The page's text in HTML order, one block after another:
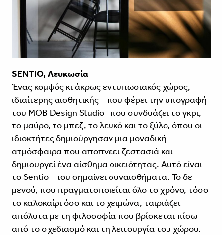
SENTIO, Λευκωσία
Ένας κομψός κι άκρως εντυ­πωσιακός χώρος,
ιδιαίτερης αισθητικής - που φέρει την υπογραφή
του MOB Design Studio- που συνδυάζει το γκρι,
το μαύρο, το μπεζ, το λευκό και το ξύλο, όπου οι
ιδιοκτήτες δημιούργησαν μια μοναδική
ατμόσφαιρα που αποπνέει ζεστασιά και
δημιουργεί ένα αίσθημα οικειότητας. Αυτό είναι
το Sentio -που σημαίνει συναισθήματα. Το δε
μενού, που πραγματοποιείται όλο το χρόνο, τόσο
το καλοκαίρι όσο και το χειμώνα, ταιριάζει
απόλυτα με τη φιλοσοφία που βρίσκεται πίσω
από το σχεδιασμό και τη λειτουργία του χώρου.